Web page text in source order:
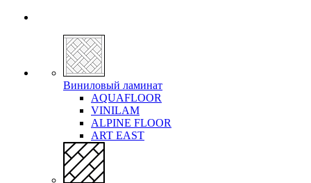
Виниловый ламинат
AQUAFLOOR
VINILAM
ALPINE FLOOR
ART EAST